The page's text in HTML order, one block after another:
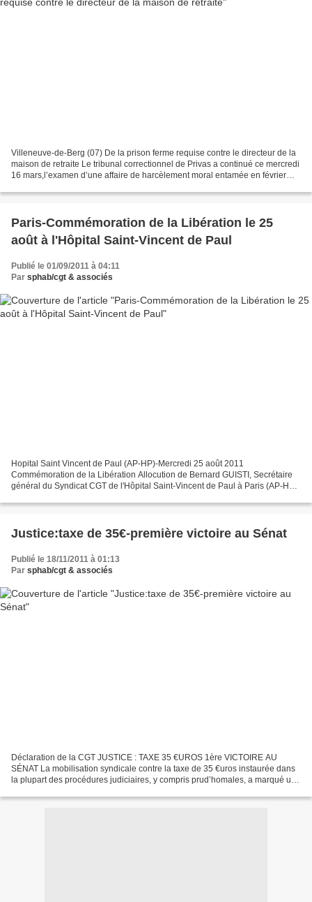
Villeneuve-de-Berg (07) De la prison ferme requise contre le directeur de la
maison de retraite Le tribunal correctionnel de Privas a continué ce mercredi
16 mars,l’examen d’une affaire de harcèlement moral entamée en février
Paris-Commémoration de la Libération le 25
août à l'Hôpital Saint-Vincent de Paul
Publié le 01/09/2011 à 04:11
Par sphab/cgt & associés
Hopital Saint Vincent de Paul (AP-HP)-Mercredi 25 août 2011
Commémoration de la Libération Allocution de Bernard GUISTI, Secrétaire
général du Syndicat CGT de l'Hôpital Saint-Vincent de Paul à Paris (AP-HP)
Justice:taxe de 35€-première victoire au Sénat
Publié le 18/11/2011 à 01:13
Par sphab/cgt & associés
Déclaration de la CGT JUSTICE : TAXE 35 €UROS 1ère VICTOIRE AU
SÉNAT La mobilisation syndicale contre la taxe de 35 €uros instaurée dans
la plupart des procédures judiciaires, y compris prud’homales, a marqué un